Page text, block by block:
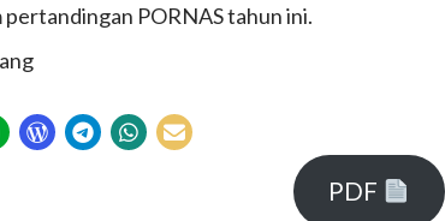
PORNAS tahun ini.
PDF